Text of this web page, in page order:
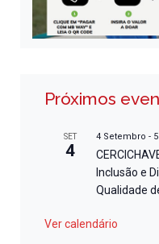
Próximos
SET
4
4 Setembro -
Inclusão e
Qualidade
Ver calendário